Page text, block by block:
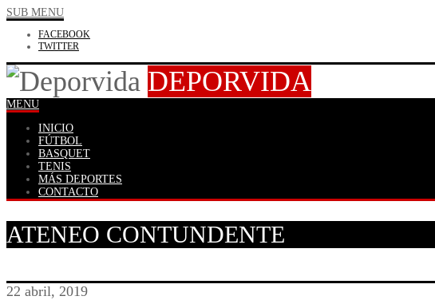
SUB MENU
FACEBOOK
TWITTER
DEPORVIDA
MENU
INICIO
FÚTBOL
BASQUET
TENIS
MÁS DEPORTES
CONTACTO
ATENEO CONTUNDENTE
22 abril, 2019